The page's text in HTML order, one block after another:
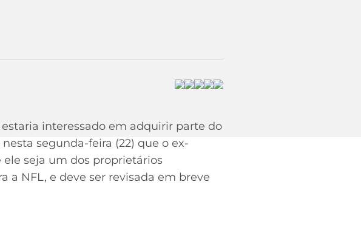
interessado em adquirir parte do
segunda-feira (22) que o ex-
seja um dos proprietários
a NFL, e deve ser revisada em breve